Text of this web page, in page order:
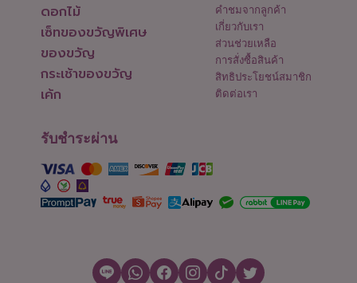
ดอกไม้
เซ็ทของขวัญพิเศษ
ของขวัญ
กระเช้าของขวัญ
เค้ก
คำชมจากลูกค้า
เกี่ยวกับเรา
ส่วนช่วยเหลือ
การสั่งซื้อสินค้า
สิทธิประโยชน์สมาชิก
ติดต่อเรา
รับชำระผ่าน